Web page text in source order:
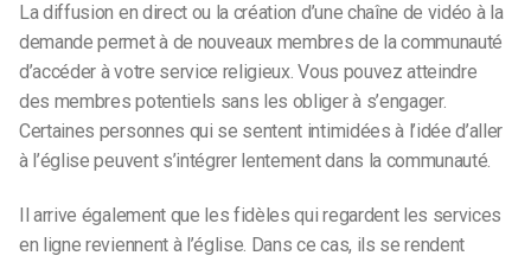
La diffusion en direct ou la création d’une chaîne de vidéo à la
demande permet à de nouveaux membres de la communauté
d’accéder à votre service religieux. Vous pouvez atteindre
des membres potentiels sans les obliger à s’engager.
Certaines personnes qui se sentent intimidées à l’idée d’aller
à l’église peuvent s’intégrer lentement dans la communauté.
Il arrive également que les fidèles qui regardent les services
en ligne reviennent à l’église. Dans ce cas, ils se rendent